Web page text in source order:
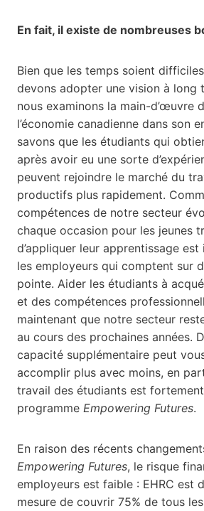
En fait, il existe de nombreuses
Bien que les temps soient
devons adopter une vision à long
nous examinons la main-d’œuvre
l’économie canadienne dans son
savons que les étudiants qui
après avoir eu une sorte
peuvent rejoindre le marché du
productifs plus rapidement.
compétences de notre secteur
chaque occasion pour les jeunes
d’appliquer leur apprentissage
les employeurs qui comptent sur
pointe. Aider les étudiants à
et des compétences
maintenant que notre secteur
au cours des prochaines années.
capacité supplémentaire peut
accomplir plus avec moins, en
travail des étudiants est
programme Empowering Futures.
En raison des récents
Empowering Futures, le risque
employeurs est faible : EHRC est
mesure de couvrir 75% de tous